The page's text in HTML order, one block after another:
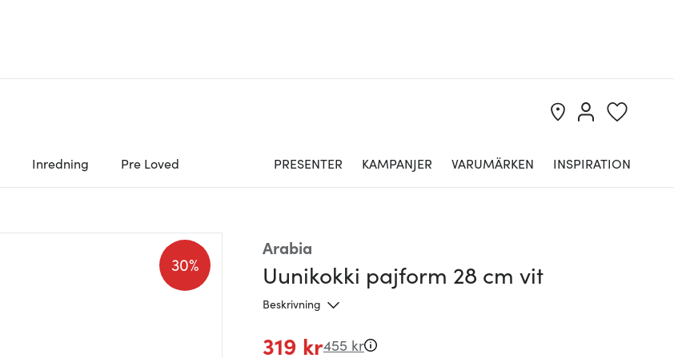
Inredning Pre Loved PRESENTER KAMPANJER VARUMÄRKEN INSPIRATION
Arabia
Uunikokki pajform 28 cm vit
Beskrivning
30%
319 kr455 kr